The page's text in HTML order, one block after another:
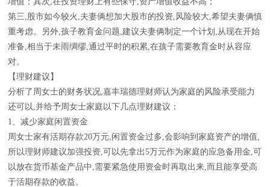
第三,股市如今较火,夫妻俩想加大股市的投资,风险较大,希望夫妻俩慎
重考虑。另外,孩子教育金问题,建议夫妻俩制定一个计划,从现在开始
准备,相当于未雨绸缪,通过平时的积累,在孩子需要教育金时从容应
对。
【理财建议】
分析了周女士的财务状况,嘉丰瑞德理财师认为家庭的风险承受能力
还可以,并给予周女士家庭以下几点理财建议：
1、减少家庭闲置资金
周女士家有活期存款20万元,闲置资金过多,会影响到家庭资产的增值,
所以理财师建议加强投资,可以先拿出5万元作为家庭的应急备用金,可
以放在货币基金产品中,需要紧急使用资金时再取出来,而且能享受高
于活期存款的收益。